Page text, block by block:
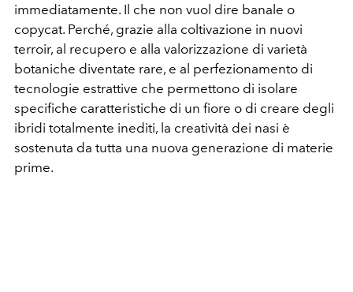
immediatamente. Il che non vuol dire banale o
copycat. Perché, grazie alla coltivazione in nuovi
terroir, al recupero e alla valorizzazione di varietà
botaniche diventate rare, e al perfezionamento di
tecnologie estrattive che permettono di isolare
specifiche caratteristiche di un fiore o di creare degli
ibridi totalmente inediti, la creatività dei nasi è
sostenuta da tutta una nuova generazione di materie
prime.